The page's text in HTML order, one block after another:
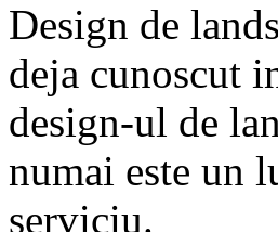
Design de
deja cunoscut
design-ul de
numai este un
serviciu.